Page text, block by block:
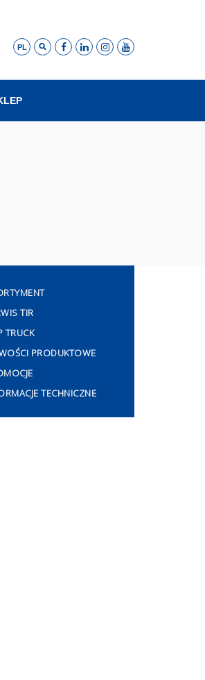
PL
TIR
TRUCK
PRODUKTOWE
TECHNICZNE